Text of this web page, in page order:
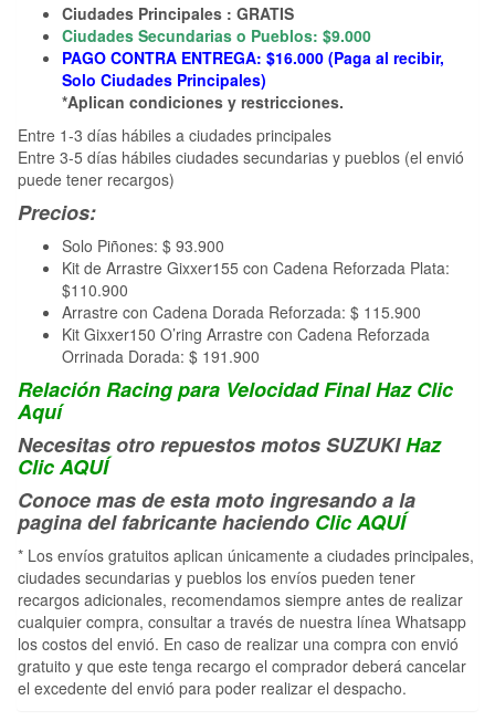
Ciudades Principales : GRATIS
Ciudades Secundarias o Pueblos: $9.000
PAGO CONTRA ENTREGA: $16.000 (Paga al recibir,
Solo Ciudades Principales)
*Aplican condiciones y restricciones.
Entre 1-3 días hábiles a ciudades principales
Entre 3-5 días hábiles ciudades secundarias y pueblos (el envió
puede tener recargos)
Precios:
Solo Piñones: $ 93.900
Kit de Arrastre Gixxer155 con Cadena Reforzada Plata:
$110.900
Arrastre con Cadena Dorada Reforzada: $ 115.900
Kit Gixxer150 O’ring Arrastre con Cadena Reforzada
Orrinada Dorada: $ 191.900
Relación Racing para Velocidad Final Haz Clic
Aquí
Necesitas otro repuestos motos SUZUKIHaz
Clic AQUÍ
Conoce mas de esta moto ingresando a la
pagina del fabricante haciendo Clic AQUÍ
* Los envíos gratuitos aplican únicamente a ciudades principales,
ciudades secundarias y pueblos los envíos pueden tener
recargos adicionales, recomendamos siempre antes de realizar
cualquier compra, consultar a través de nuestra línea Whatsapp
los costos del envió. En caso de realizar una compra con envió
gratuito y que este tenga recargo el comprador deberá cancelar
el excedente del envió para poder realizar el despacho.